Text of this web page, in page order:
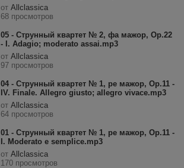
от Allclassica
68 просмотров
05 - Струнный квартет № 2, фа мажор, Op.22
- I. Adagio; moderato assai.mp3
от Allclassica
97 просмотров
04 - Струнный квартет № 1, ре мажор, Op.11 -
IV. Finale. Allegro giusto; allegro vivace.mp3
от Allclassica
64 просмотров
01 - Струнный квартет № 1, ре мажор, Op.11 -
I. Moderato e semplice.mp3
от Allclassica
170 просмотров